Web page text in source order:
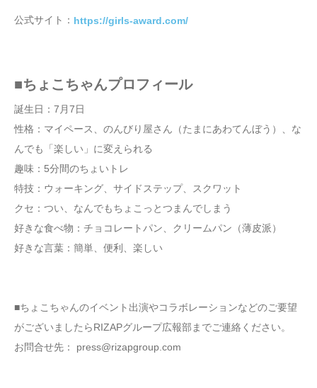
公式サイト： https://girls-award.com/
■ちょこちゃんプロフィール
誕生日：7月7日
性格：マイペース、のんびり屋さん（たまにあわてんぼう）、な
んでも「楽しい」に変えられる
趣味：5分間のちょいトレ
特技：ウォーキング、サイドステップ、スクワット
クセ：つい、なんでもちょこっとつまんでしまう
好きな食べ物：チョコレートパン、クリームパン（薄皮派）
好きな言葉：簡単、便利、楽しい
■ちょこちゃんのイベント出演やコラボレーションなどのご要望
がございましたらRIZAPグループ広報部までご連絡ください。
お問合せ先： press@rizapgroup.com